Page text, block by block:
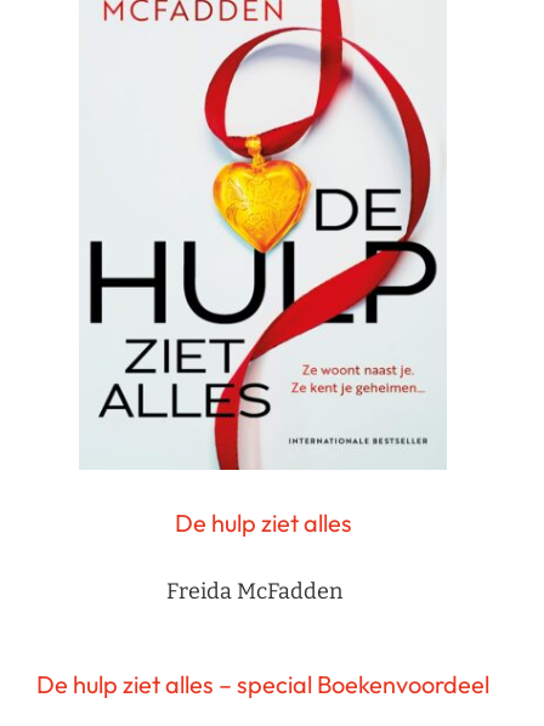
De hulp ziet alles
Freida McFadden
De hulp ziet alles – special Boekenvoordeel